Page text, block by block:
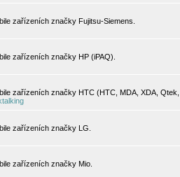
zařízeních značky Fujitsu-Siemens.
zařízeních značky HP (iPAQ).
zařízeních značky HTC (HTC, MDA, XDA,
zařízeních značky LG.
zařízeních značky Mio.